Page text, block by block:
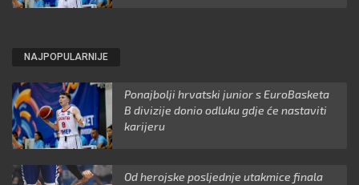
NAJPOPULARNIJE
Ponajbolji hrvatski junior s EuroBasketa
B divizije donio odluku gdje će nastaviti
karijeru
Od herojske posljednje utakmice finala